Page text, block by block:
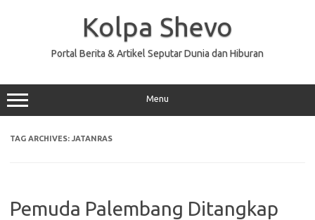
Kolpa Shevo
Portal Berita & Artikel Seputar Dunia dan Hiburan
Menu
TAG ARCHIVES: JATANRAS
Pemuda Palembang Ditangkap